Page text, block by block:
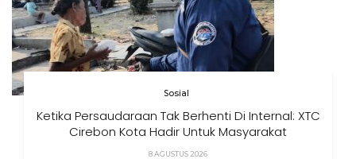
Sosial
Ketika Persaudaraan Tak Berhenti Di Internal: XTC
Cirebon Kota Hadir Untuk Masyarakat
8 AGUSTUS 2026